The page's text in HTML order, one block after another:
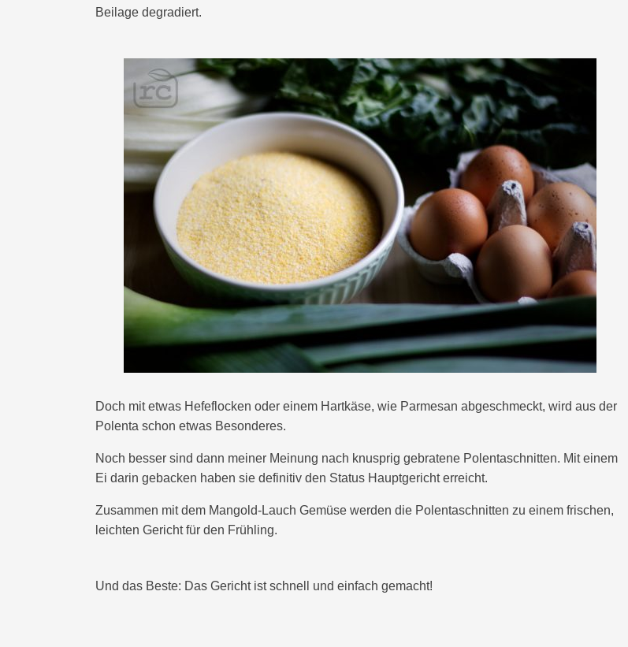
Beilage degradiert.
Doch mit etwas Hefeflocken oder einem Hartkäse, wie Parmesan abgeschmeckt, wird aus der
Polenta schon etwas Besonderes.
Noch besser sind dann meiner Meinung nach knusprig gebratene Polentaschnitten. Mit einem
Ei darin gebacken haben sie definitiv den Status Hauptgericht erreicht.
Zusammen mit dem Mangold-Lauch Gemüse werden die Polentaschnitten zu einem frischen,
leichten Gericht für den Frühling.
Und das Beste: Das Gericht ist schnell und einfach gemacht!